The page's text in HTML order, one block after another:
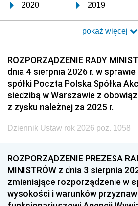
2020 2019
2017 2016
2014 2013
2011 2010
2008 2007
2005 2004
2002 2001
1999 1998
1993 1992
1990 1989
1987 1986
pokaż więcej
ROZPORZĄDZENIE RADY
dnia 4 sierpnia 2026 r. w
spółki Poczta Polska Spółka
siedzibą w Warszawie z
z zysku należnej za 2025 r.
Dziennik Ustaw rok 2026 poz. 1058
ROZPORZĄDZENIE PREZESA
MINISTRÓW z dnia 3 sierpnia
zmieniające rozporządzenie w
wysokości i warunków